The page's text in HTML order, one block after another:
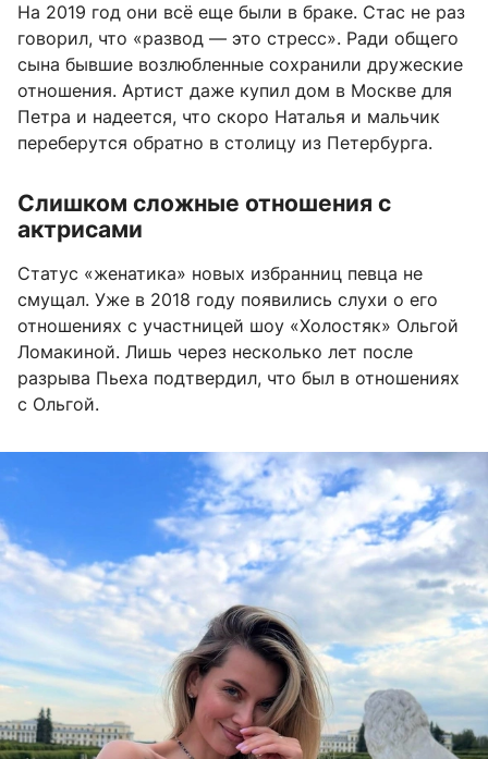
На 2019 год они всё еще были в браке. Стас не раз
говорил, что «развод — это стресс». Ради общего
сына бывшие возлюбленные сохранили дружеские
отношения. Артист даже купил дом в Москве для
Петра и надеется, что скоро Наталья и мальчик
переберутся обратно в столицу из Петербурга.
Слишком сложные отношения с
актрисами
Статус «женатика» новых избранниц певца не
смущал. Уже в 2018 году появились слухи о его
отношениях с участницей шоу «Холостяк» Ольгой
Ломакиной. Лишь через несколько лет после
разрыва Пьеха подтвердил, что был в отношениях
с Ольгой.